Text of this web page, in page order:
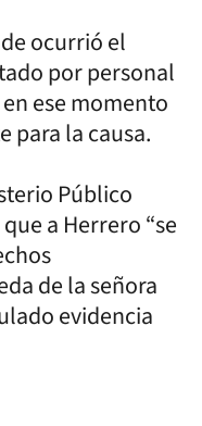
ocurrió el
por personal
ese momento
para la causa.
Público
a Herrero “se
de la señora
evidencia